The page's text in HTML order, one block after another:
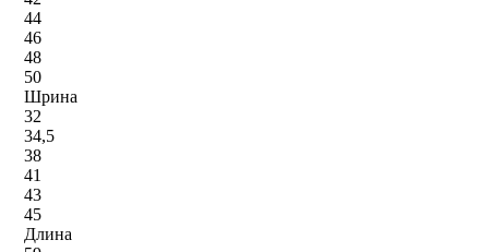
44
46
48
50
Шрина
32
34,5
38
41
43
45
Длина